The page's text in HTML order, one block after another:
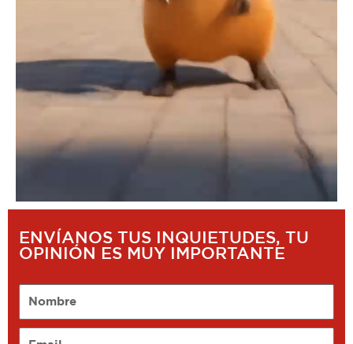
ENVÍANOS TUS INQUIETUDES, TU
OPINIÓN ES MUY IMPORTANTE